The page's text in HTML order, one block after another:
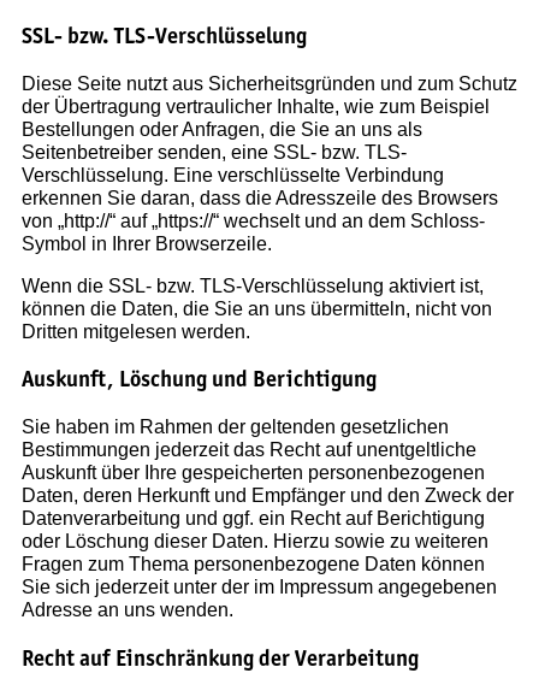
SSL- bzw. TLS-Verschlüsselung
Diese Seite nutzt aus Sicherheitsgründen und zum Schutz
der Übertragung vertraulicher Inhalte, wie zum Beispiel
Bestellungen oder Anfragen, die Sie an uns als
Seitenbetreiber senden, eine SSL- bzw. TLS-
Verschlüsselung. Eine verschlüsselte Verbindung
erkennen Sie daran, dass die Adresszeile des Browsers
von „http://“ auf „https://“ wechselt und an dem Schloss-
Symbol in Ihrer Browserzeile.
Wenn die SSL- bzw. TLS-Verschlüsselung aktiviert ist,
können die Daten, die Sie an uns übermitteln, nicht von
Dritten mitgelesen werden.
Auskunft, Löschung und Berichtigung
Sie haben im Rahmen der geltenden gesetzlichen
Bestimmungen jederzeit das Recht auf unentgeltliche
Auskunft über Ihre gespeicherten personenbezogenen
Daten, deren Herkunft und Empfänger und den Zweck der
Datenverarbeitung und ggf. ein Recht auf Berichtigung
oder Löschung dieser Daten. Hierzu sowie zu weiteren
Fragen zum Thema personenbezogene Daten können
Sie sich jederzeit unter der im Impressum angegebenen
Adresse an uns wenden.
Recht auf Einschränkung der Verarbeitung